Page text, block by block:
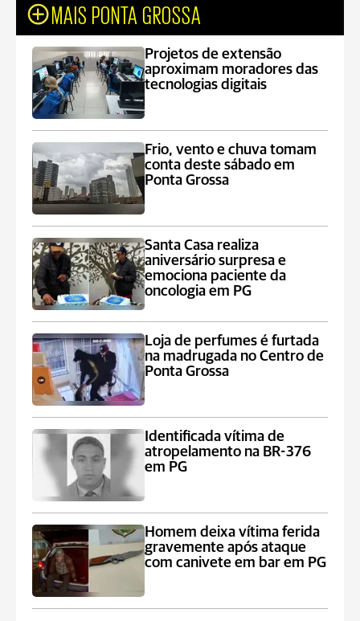
MAIS PONTA GROSSA
Projetos de extensão
aproximam moradores das
tecnologias digitais
Frio, vento e chuva tomam
conta deste sábado em
Ponta Grossa
Santa Casa realiza
aniversário surpresa e
emociona paciente da
oncologia em PG
Loja de perfumes é furtada
na madrugada no Centro de
Ponta Grossa
Identificada vítima de
atropelamento na BR-376
em PG
Homem deixa vítima ferida
gravemente após ataque
com canivete em bar em PG